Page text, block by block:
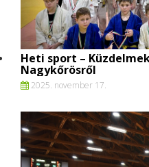
Heti sport –
Nagykőrösről
2025. november 17.